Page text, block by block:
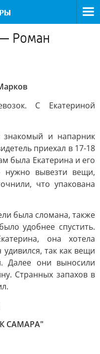
Роман
С Екатериной
и напарник
приехал в 17-18
была Екатерина и его
нужно вывезти вещи,
что упакована
была сломана, также
удобнее спустить.
она хотела
так как вещи
Далее они выносили
Странных запахов в
САМАРА"